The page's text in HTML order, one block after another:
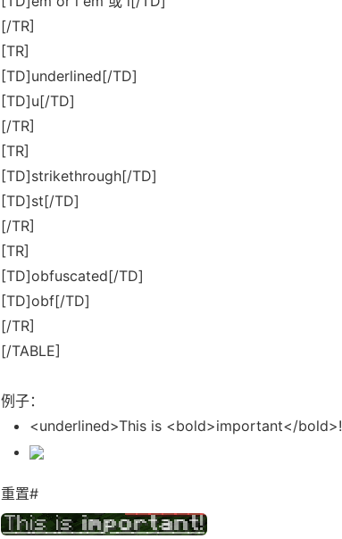
[/TR]
[TR]
[TD]underlined[/TD]
[TD]u[/TD]
[/TR]
[TR]
[TD]strikethrough[/TD]
[TD]st[/TD]
[/TR]
[TR]
[TD]obfuscated[/TD]
[TD]obf[/TD]
[/TR]
[/TABLE]
例子：
<underlined>This is <bold>important</bold>!
重置#